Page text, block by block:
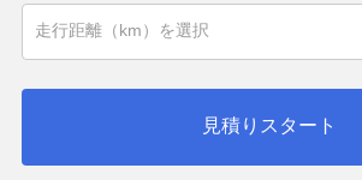
見積りスタート